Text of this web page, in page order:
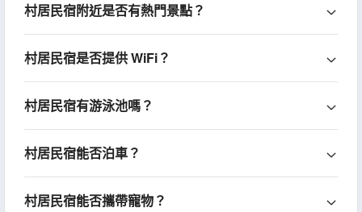
村居民宿附近是否有熱門景點？
村居民宿是否提供 WiFi？
村居民宿有游泳池嗎？
村居民宿能否泊車？
村居民宿能否攜帶寵物？